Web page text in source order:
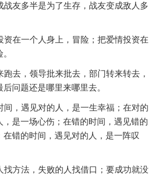
战友多半是为了生存，战友变成敌人多
资在一个人身上，冒险；把爱情投资在
跑去，领导批来批去，部门转来转去，
问题还是哪里来哪里去。
间，遇见对的人，是一生幸福；在对的
，是一场心伤；在错的时间，遇见错的
在错的时间，遇见对的人，是一阵叹
找方法，失败的人找借口；要成功就没